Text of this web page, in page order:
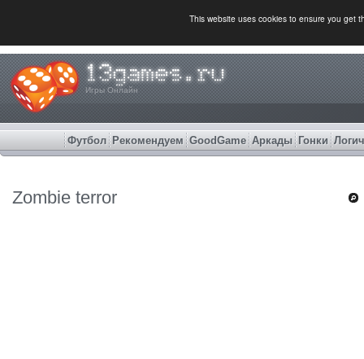
This website uses cookies to ensure you get
Игры Онлайн
Футбол Рекомендуем GoodGame Аркады Гонки
Zombie terror